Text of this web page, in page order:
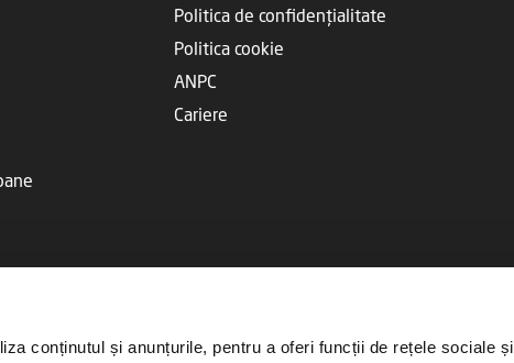
conținutul și anunțurile, pentru a oferi funcții de rețele sociale și
Politica de confidențialitate
Politica cookie
ANPC
Cariere